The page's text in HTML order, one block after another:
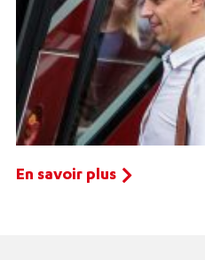
En savoir plus